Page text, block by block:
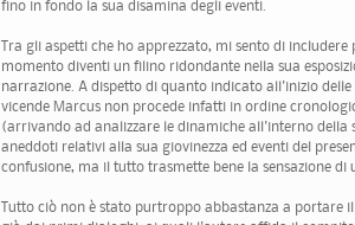
fino in fondo la sua disamina degli eventi.
Tra gli aspetti che ho apprezzato, mi sento di
momento diventi un filino ridondante nella sua
narrazione. A dispetto di quanto indicato all'inizio
vicende Marcus non procede infatti in ordine
(arrivando ad analizzare le dinamiche all'interno
aneddoti relativi alla sua giovinezza ed eventi del
confusione, ma il tutto trasmette bene la sensazione
Tutto ciò non è stato purtroppo abbastanza a